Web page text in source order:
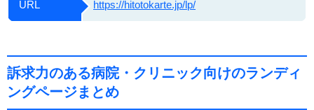
URL https://hitotokarte.jp/lp/
訴求力のある病院・クリニック向けのランディ
ングページまとめ